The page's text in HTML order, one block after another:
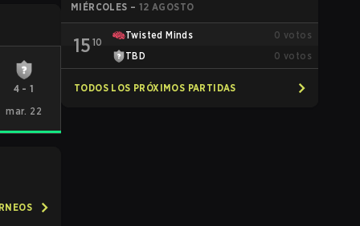
4 -1
mar. 22
MIÉRCOLES – 12 AGOSTO
15 10
Twisted Minds 0 votos
TBD
0 votos
TODOS LOS PRÓXIMOS PARTIDAS